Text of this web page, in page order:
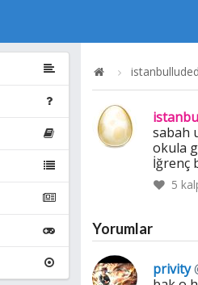
sabah
okula
İğrenç
5
Yorumlar
privity